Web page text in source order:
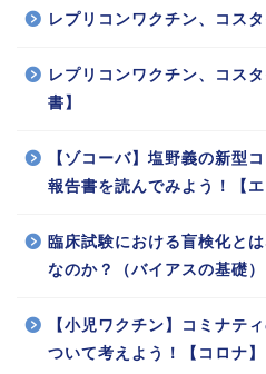
レプリコンワクチン、コス
レプリコンワクチン、コス
書】
【ゾコーバ】塩野義の新型
報告書を読んでみよう！【エ
臨床試験における盲検化と
なのか？（バイアスの基礎）
【小児ワクチン】コミナテ
ついて考えよう！【コロナ】